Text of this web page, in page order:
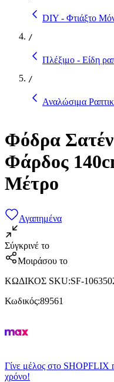
DIY - Φτιάξτο
/
Πλέξιμο - Είδη
/
Αναλώσιμα
Φόδρα
Φάρδος
Μέτρο
Αγαπημένα
Σύγκρινέ το
Μοιράσου το
ΚΩΔΙΚΟΣ SKU:SF-
Κωδικός:89561
Γίνε μέλος στο SHOPFLIX
χρόνο!